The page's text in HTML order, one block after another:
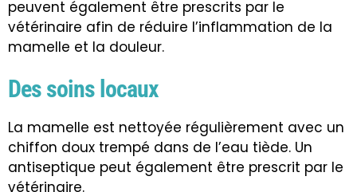
peuvent également être prescrits par le
vétérinaire afin de réduire l’inflammation de la
mamelle et la douleur.
Des soins locaux
La mamelle est nettoyée régulièrement avec un
chiffon doux trempé dans de l’eau tiède. Un
antiseptique peut également être prescrit par le
vétérinaire.